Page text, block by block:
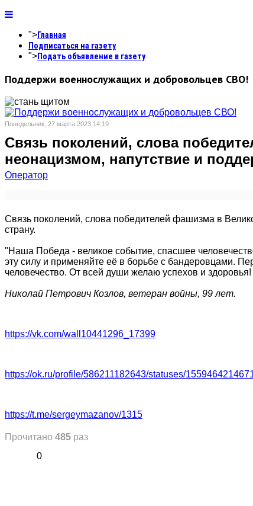
">Главная
Подписаться на газету
">Подать объявление в газету
Поддержи военнослужащих и добровольцев СВО!
Понедельник, 27 марта 2023 14:19
Связь поколений, слова
неонацизмом, напутствие и
Оператор
Связь поколений, слова победителей фашизма в
страну.
"Наша Победа - великое событие, спасшее
эту силу и применяйте её в борьбе с бандеровцами.
человечество. От всей души желаю успехов и здоровья!
Николай Петрович Козлов, ветеран войны, 99 лет.
https://vk.com/wall10441296_17399
https://ok.ru/profile/586211182643/statuses/
https://t.me/sergeymazanov/1315
Прочитано 485 раз
0